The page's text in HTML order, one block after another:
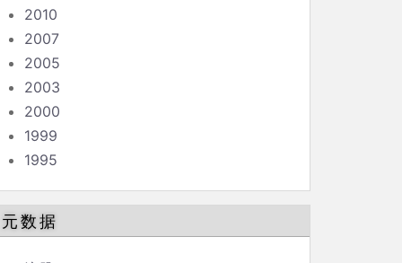
2010
2007
2005
2003
2000
1999
1995
元数据